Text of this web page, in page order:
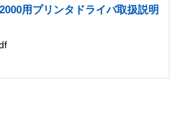
用プリンタドライバ取扱説明